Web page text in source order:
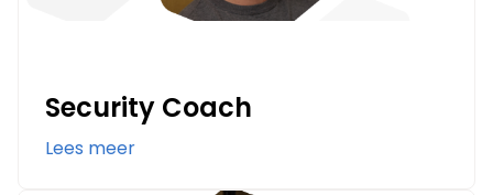
Security Coach
Lees meer